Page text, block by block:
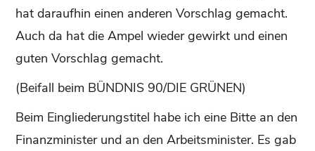
hat daraufhin einen anderen Vorschlag gemacht.
Auch da hat die Ampel wieder gewirkt und einen
guten Vorschlag gemacht.
(Beifall beim BÜNDNIS 90/DIE GRÜNEN)
Beim Eingliederungstitel habe ich eine Bitte an den
Finanzminister und an den Arbeitsminister. Es gab